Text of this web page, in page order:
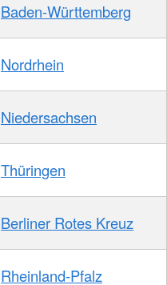
Baden-Württemberg
Nordrhein
Niedersachsen
Thüringen
Berliner Rotes Kreuz
Rheinland-Pfalz